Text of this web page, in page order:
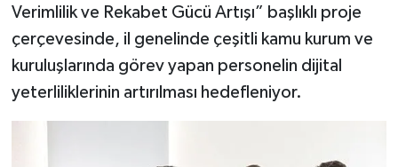
Verimlilik ve Rekabet Gücü Artışı” başlıklı proje
çerçevesinde, il genelinde çeşitli kamu kurum ve
kuruluşlarında görev yapan personelin dijital
yeterliliklerinin artırılması hedefleniyor.